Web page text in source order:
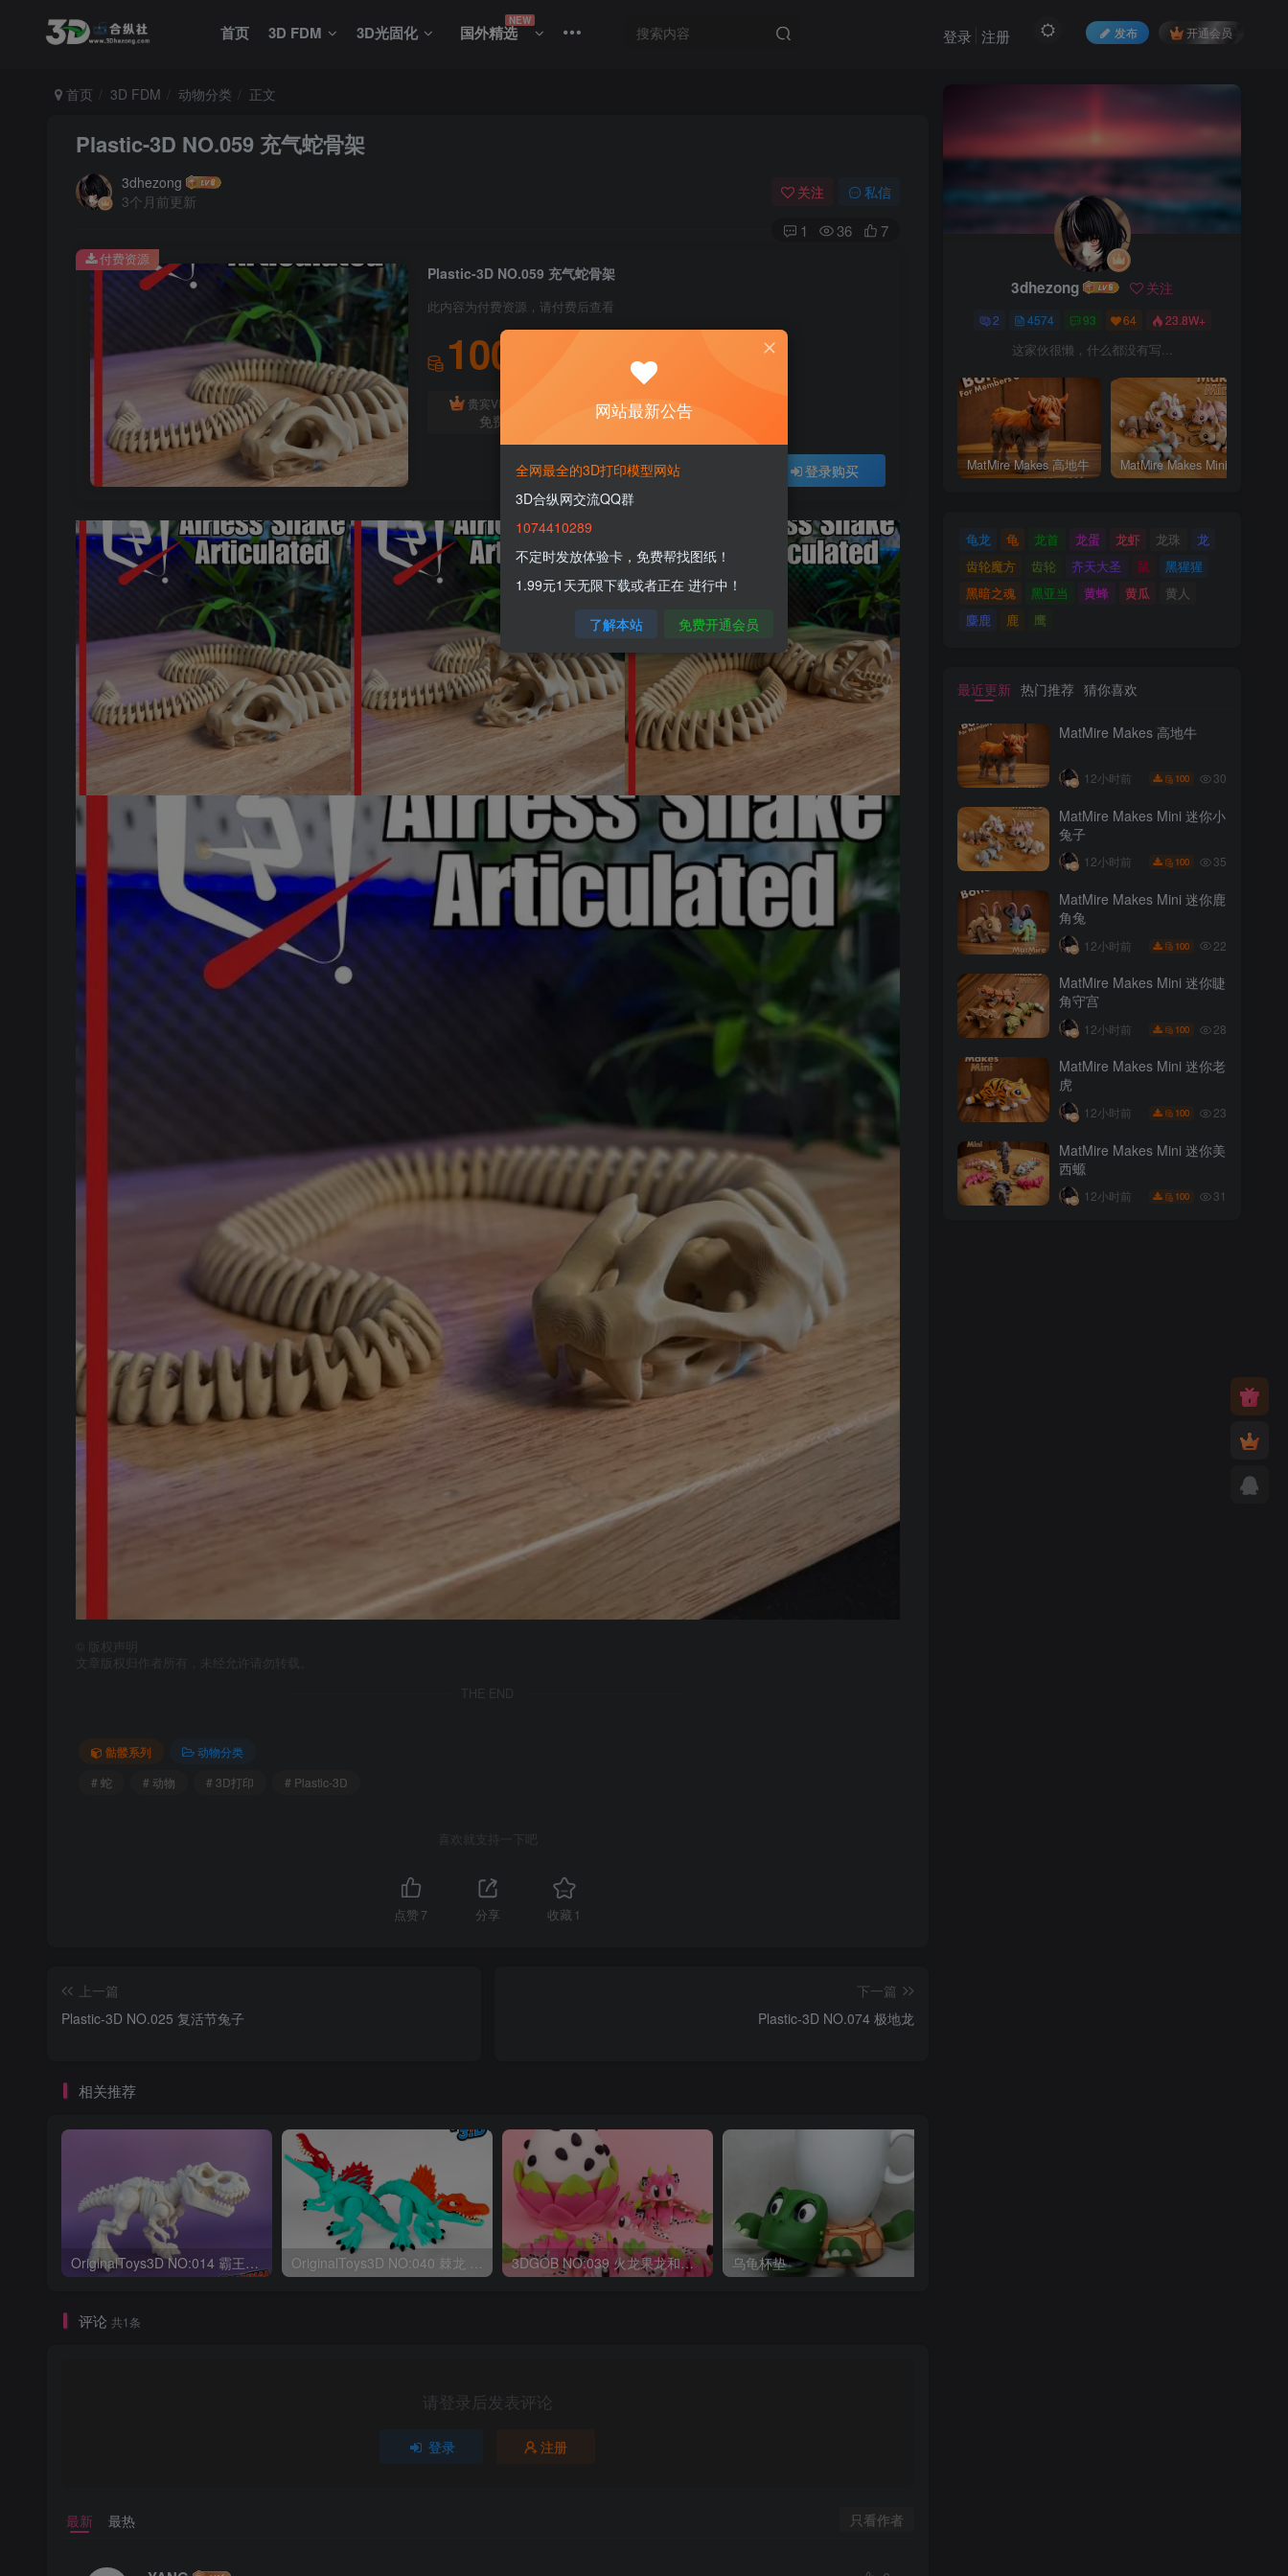
首页 3D FDM 3D光固化 国外精选
NEW
发布 开通会员
登录 注册
首页 3D FDM 动物分类 正文
Plastic-3D NO.059 充气蛇骨架
3dhezong
3个月前更新
关注 私信
1 36 7
Plastic-3D NO.059 充气蛇骨架
此内容为付费资源，请付费后查看
100
贵宾VIP会员
免费
体验会员免费
登录购买
付费资源
版权声明
文章版权归作者所有，未经允许请勿转载。
THE END
骷髅系列
动物分类
# 蛇
# 动物 # 3D打印 # Plastic-3D
喜欢就支持一下吧
点赞 7 分享 收藏 1
上一篇
Plastic-3D NO.025 复活节兔子
下一篇
Plastic-3D NO.074 极地龙
相关推荐
OriginalToys3D NO:014 霸王龙骨架 OriginalToys3D NO:040 棘龙 Spinosaurus Remastered 3DGOB NO:039 火龙果龙和龙蛋 DragonFruit_MiniDragon 乌龟杯垫
评论 共1条
请登录后发表评论
登录 注册
最新 最热 只看作者
3dhezong 关注
2 4574 93 64 23.8W+
这家伙很懒，什么都没有写...
MatMire Makes 高地牛
龟龙 龟 龙首 龙蛋 龙虾 龙珠
龙
齿轮魔方
齿轮 齐天大圣 鼠
黑猩猩
黑暗之魂
黑亚当 黄蜂 黄瓜
黄人
麋鹿
鹿 鹰
最近更新 热门推荐 猜你喜欢
MatMire Makes 高地牛
12小时前 100 30
MatMire Makes Mini 迷你小
兔子
12小时前 100 35
MatMire Makes Mini 迷你鹿
角兔
12小时前 100 22
MatMire Makes Mini 迷你睫
角守宫
12小时前 100 28
MatMire Makes Mini 迷你老
虎
12小时前 100 23
MatMire Makes Mini 迷你美
西螈
12小时前 100 31
网站最新公告
全网最全的3D打印模型网站
3D合纵网交流QQ群
1074410289
不定时发放体验卡，免费帮找图纸！
1.99元1天无限下载或者正在 进行中！
了解本站 免费开通会员